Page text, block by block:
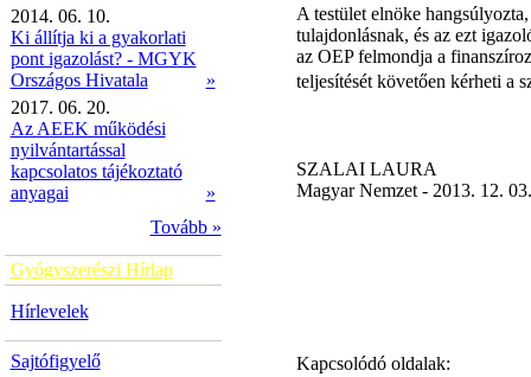
2014. 06. 10.
Ki állítja ki a gyakorlati
pont igazolást? - MGYK
Országos Hivatala
»
2017. 06. 20.
Az AEEK működési
nyilvántartással
kapcsolatos tájékoztató
anyagai
»
Tovább »
Gyógyszerészi Hírlap
Hírlevelek
Sajtófigyelő
A testület elnöke
tulajdonlásnak, és az ezt
az OEP felmondja a
teljesítését követően kérheti a
SZALAI LAURA
Magyar Nemzet - 2013. 12.
Kapcsolódó oldalak: